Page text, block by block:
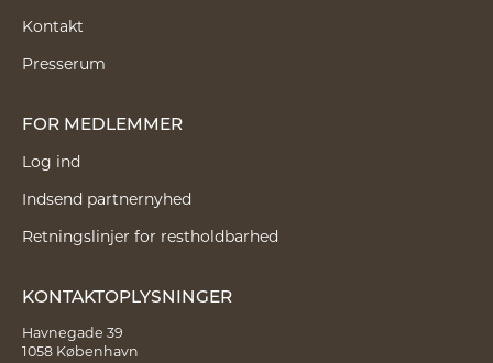
Kontakt
Presserum
FOR MEDLEMMER
Log ind
Indsend partnernyhed
Retningslinjer for restholdbarhed
KONTAKTOPLYSNINGER
Havnegade 39
1058 København